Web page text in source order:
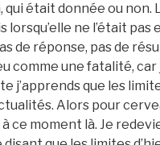
était donnée ou non.
lorsqu’elle ne l’était
de réponse, pas de
comme une fatalité, car
j’apprends que les
Alors pour
ce moment là. Je